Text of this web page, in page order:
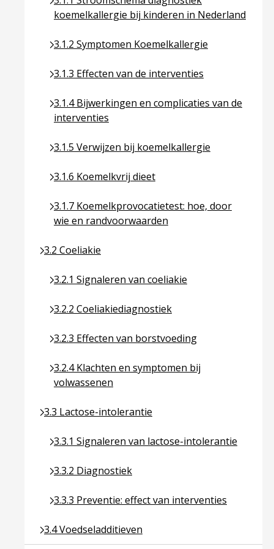
koemelkallergie bij kinderen in Nederland
3.1.2 Symptomen Koemelkallergie
Ga naar pagina over 3.1.2 Symptomen
3.1.3 Effecten van de interventies
Ga naar pagina over 3.1.3 Effecten van de
3.1.4 Bijwerkingen en complicaties van de
interventies
Ga naar pagina over 3.1.4 Bijwerkingen en
3.1.5 Verwijzen bij koemelkallergie
Ga naar pagina over 3.1.5 Verwijzen bij
3.1.6 Koemelkvrij dieet
Ga naar pagina over 3.1.6 Koemelkvrij dieet
3.1.7 Koemelkprovocatietest: hoe, door
wie en randvoorwaarden
Ga naar pagina over 3.1.7
3.2 Coeliakie
Ga naar pagina over 3.2 Coeliakie
3.2.1 Signaleren van coeliakie
Ga naar pagina over 3.2.1 Signaleren van coeliakie
3.2.2 Coeliakiediagnostiek
Ga naar pagina over 3.2.2 Coeliakiediagnostiek
3.2.3 Effecten van borstvoeding
Ga naar pagina over 3.2.3 Effecten van
3.2.4 Klachten en symptomen bij
volwassenen
Ga naar pagina over 3.2.4 Klachten en
3.3 Lactose-intolerantie
Ga naar pagina over 3.3 Lactose-intolerantie
3.3.1 Signaleren van lactose-intolerantie
Ga naar pagina over 3.3.1 Signaleren van
3.3.2 Diagnostiek
Ga naar pagina over 3.3.2 Diagnostiek
3.3.3 Preventie: effect van interventies
Ga naar pagina over 3.3.3 Preventie: effect van
3.4 Voedseladditieven
Ga naar pagina over 3.4 Voedseladditieven